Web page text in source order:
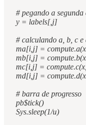
# pegando a segunda
y = labels[,j]
# calculando a, b, c e
ma[i,j] =
mb[i,j] =
mc[i,j] =
md[i,j] =
# barra de progresso
pb$tick()
Sys.sleep(1/u)